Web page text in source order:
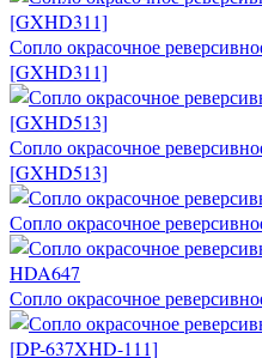
Сопло окрасочное
[GXHD311]
Сопло окрасочное
[GXHD513]
Сопло окрасочное
Сопло окрасочное